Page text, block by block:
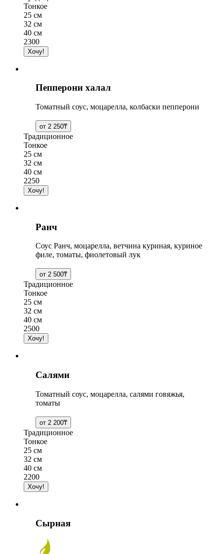
Тонкое
25 см
32 см
40 см
2300
Пепперони халал
Томатный соус, моцарелла, колбаски пепперони
Традиционное
Тонкое
25 см
32 см
40 см
2250
Ранч
Соус Ранч, моцарелла, ветчина куриная, куриное
филе, томаты, фиолетовый лук
Традиционное
Тонкое
25 см
32 см
40 см
2500
Салями
Томатный соус, моцарелла, салями говяжья,
томаты
Традиционное
Тонкое
25 см
32 см
40 см
2200
Сырная